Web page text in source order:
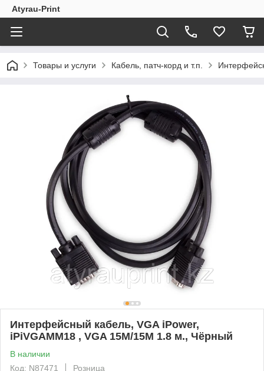
Atyrau-Print
Товары и услуги Кабель, патч-корд и т.п.
Интерфейсный кабель, VGA iPower,
iPiVGAMM18 , VGA 15M/15M 1.8 м., Чёрный
В наличии
Код: N87471
Розница